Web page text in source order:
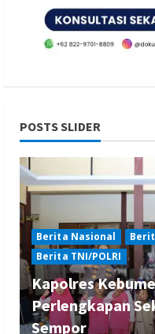
POSTS SLIDER
Berita Nasional
Berita TNI/POLRI
Kapolres
Perlengkapan
Sempor